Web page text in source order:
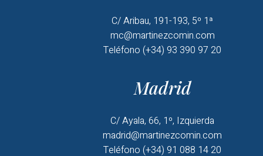
C/ Aribau, 191-193, 5º 1ª
mc@martinezcomin.com
Teléfono (+34) 93 390 97 20
Madrid
C/ Ayala, 66, 1º, Izquierda
madrid@martinezcomin.com
Teléfono (+34) 91 088 14 20